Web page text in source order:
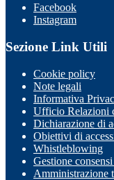
Facebook
Instagram
Sezione Link Utili
Cookie policy
Note legali
Informativa
Ufficio Relazioni
Dichiarazione di
Obiettivi di
Whistleblowing
Gestione
Amministrazione